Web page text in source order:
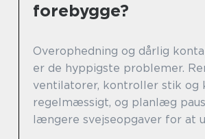
forebygge?
Overophedning og dårlig
er de hyppigste problemer.
ventilatorer, kontroller stik og
regelmæssigt, og planlæg
længere svejseopgaver for at